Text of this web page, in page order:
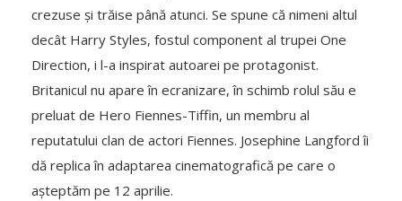
crezuse și trăise până atunci. Se spune că nimeni altul
decât Harry Styles, fostul component al trupei One
Direction, i l-a inspirat autoarei pe protagonist.
Britanicul nu apare în ecranizare, în schimb rolul său e
preluat de Hero Fiennes-Tiffin, un membru al
reputatului clan de actori Fiennes. Josephine Langford îi
dă replica în adaptarea cinematografică pe care o
așteptăm pe 12 aprilie.